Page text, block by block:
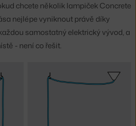
chcete několik lampiček Concrete
nejlépe vyniknout právě díky
samostatný elektrický vývod, a
- není co řešit.